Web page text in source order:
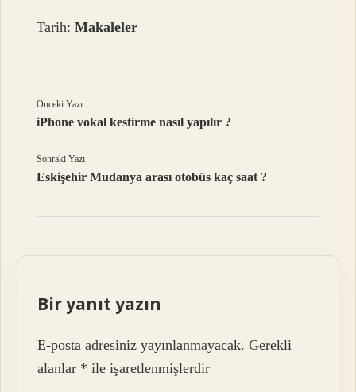
Tarih:Makaleler
Önceki Yazı
iPhone vokal kestirme nasıl yapılır ?
Sonraki Yazı
Eskişehir Mudanya arası otobüs kaç saat ?
Bir yanıt yazın
E-posta adresiniz yayınlanmayacak. Gerekli
alanlar * ile işaretlenmişlerdir